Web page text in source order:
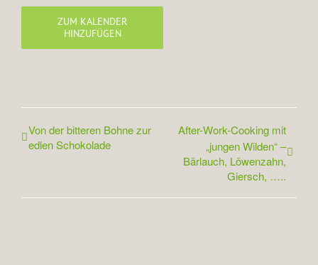
ZUM KALENDER
HINZUFÜGEN
Von der bitteren Bohne zur
edlen Schokolade
After-Work-Cooking mit
„jungen Wilden“ –
Bärlauch, Löwenzahn,
Giersch, …..